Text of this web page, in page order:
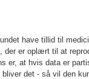
have tillid til
der er oplært til at
er, at hvis data er
det - så vil den